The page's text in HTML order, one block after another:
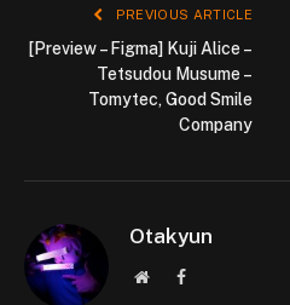
PREVIOUS ARTICLE
[Preview – Figma] Kuji Alice –
Tetsudou Musume –
Tomytec, Good Smile
Company
Otakyun
WebsiteFacebook